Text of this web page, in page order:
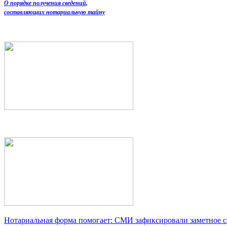
О порядке получения сведений,
составляющих нотариальную тайну
Нотариальная форма помогает: СМИ зафиксировали заметное